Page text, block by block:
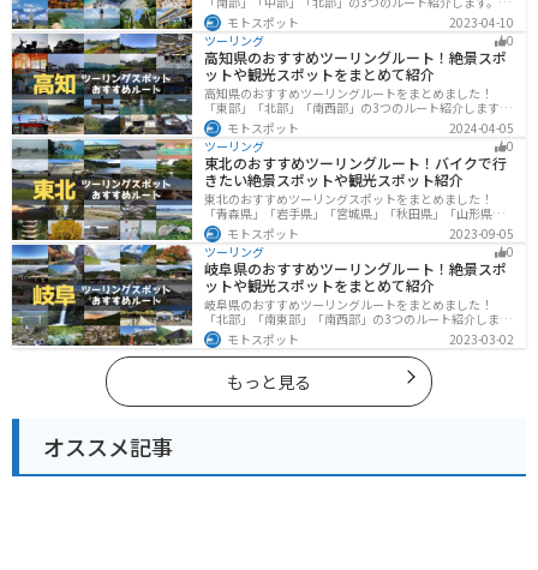
しいビーチや歴史と文化に溢れたスポットが多数あり、
様々な楽しみ方ができます。バイクで沖縄県にツーリン
グに行く際は参考にしてください。
モトスポット
2023-04-10
ツーリング
0
高知県のおすすめツーリングルート！絶景スポ
ットや観光スポットをまとめて紹介
高知県のおすすめツーリングルートをまとめました！
「東部」「北部」「南西部」の3つのルート紹介します。
山と海どちらも楽しめるスポットが多数あり、様々な楽
しみ方ができます。バイクで高知県にツーリングに行く
際は参考にしてください。
モトスポット
2024-04-05
ツーリング
0
東北のおすすめツーリングルート！バイクで行
きたい絶景スポットや観光スポット紹介
東北のおすすめツーリングスポットをまとめました！
「青森県」「岩手県」「宮城県」「秋田県」「山形県」
「福島県」の各県の観光地紹介します。自然豊かな山々
や湖、温泉地が点在し、四季折々の景色を楽しめるスポ
ットが多数あります。バイクで東北にツーリングに行く
際は参考にしてください。
モトスポット
2023-09-05
ツーリング
0
岐阜県のおすすめツーリングルート！絶景スポ
ットや観光スポットをまとめて紹介
岐阜県のおすすめツーリングルートをまとめました！
「北部」「南東部」「南西部」の3つのルート紹介しま
す。自然豊かな山が充実しており、山を生かした施設や
グルメ、絶景スポットなど、自然を満喫するツーリング
ができます。バイクで岐阜県にツーリングに行く際は参
考にしてください。
モトスポット 2023-03-02
もっと見る
オススメ記事